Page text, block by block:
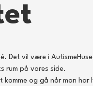
Det vil være i
rum på vores side.
og gå når man har